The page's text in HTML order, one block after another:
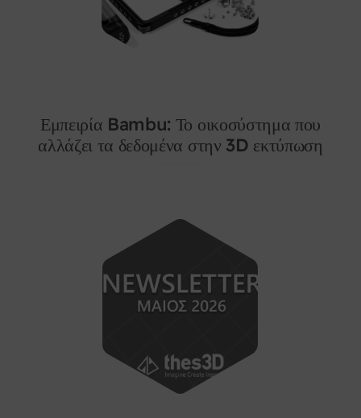
Εμπειρία Bambu: Το οικοσύστημα που
αλλάζει τα δεδομένα στην 3D εκτύπωση